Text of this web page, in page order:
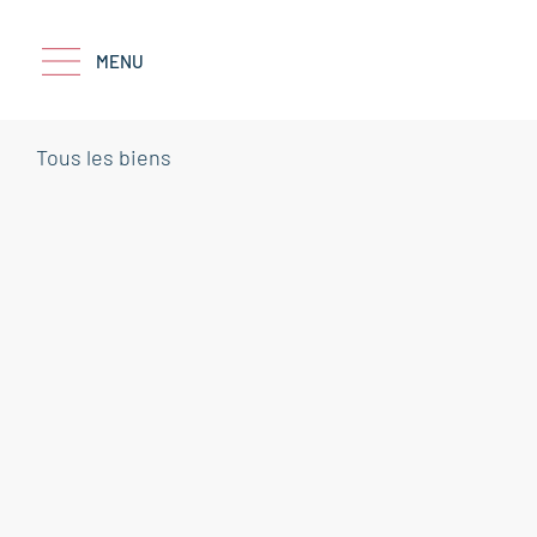
MENU
Tous les biens